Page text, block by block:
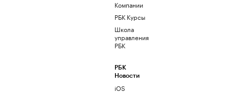
Компании
РБК Курсы
Школа
управления
РБК
РБК
Новости
iOS